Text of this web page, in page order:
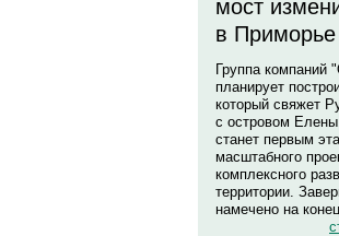
мост
в Приморье
Группа компаний
планирует
который свяжет
с островом
станет первым
масштабного
комплексного
территории.
намечено на